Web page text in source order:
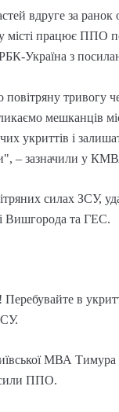
вдруге за ранок
у місті працює ППО
Україна з
тривогу
мешканців
укриттів і
– зазначили у
силах ЗСУ,
Вишгорода та ГЕС.
в
МВА Тимура
ППО.